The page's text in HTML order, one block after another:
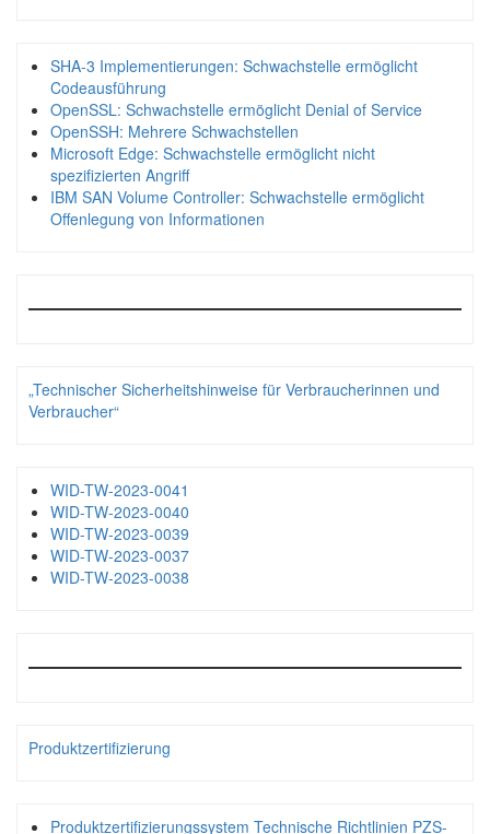
SHA-3 Implementierungen: Schwachstelle ermöglicht
Codeausführung
OpenSSL: Schwachstelle ermöglicht Denial of Service
OpenSSH: Mehrere Schwachstellen
Microsoft Edge: Schwachstelle ermöglicht nicht
spezifizierten Angriff
IBM SAN Volume Controller: Schwachstelle ermöglicht
Offenlegung von Informationen
„Technischer Sicherheitshinweise für Verbraucherinnen und
Verbraucher“
WID-TW-2023-0041
WID-TW-2023-0040
WID-TW-2023-0039
WID-TW-2023-0037
WID-TW-2023-0038
Produktzertifizierung
Produktzertifizierungssystem Technische Richtlinien PZS-